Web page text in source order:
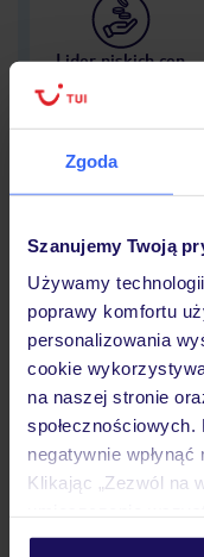
Zgoda
Szanujemy Twoją
Używamy
poprawy komfortu
personalizowania
cookie
na naszej stronie
negatywnie
Klikając „Zezwól na
personalizować
Lider niskich cen
Hotel
Opinie
Pokoje
Wyżywienie